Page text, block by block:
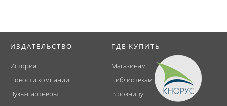
ИЗДАТЕЛЬСТВО
История
Новости компании
Вузы-партнеры
ГДЕ КУПИТЬ
Магазинам
Библиотекам
В розницу